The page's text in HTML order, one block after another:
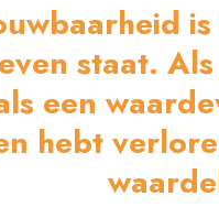
staat.
een
hebt